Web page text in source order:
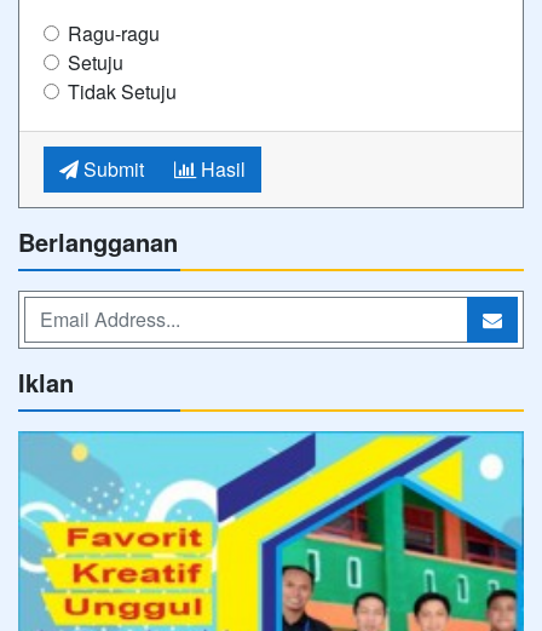
Ragu-ragu
Setuju
Tidak Setuju
Submit Hasil
Berlangganan
Iklan